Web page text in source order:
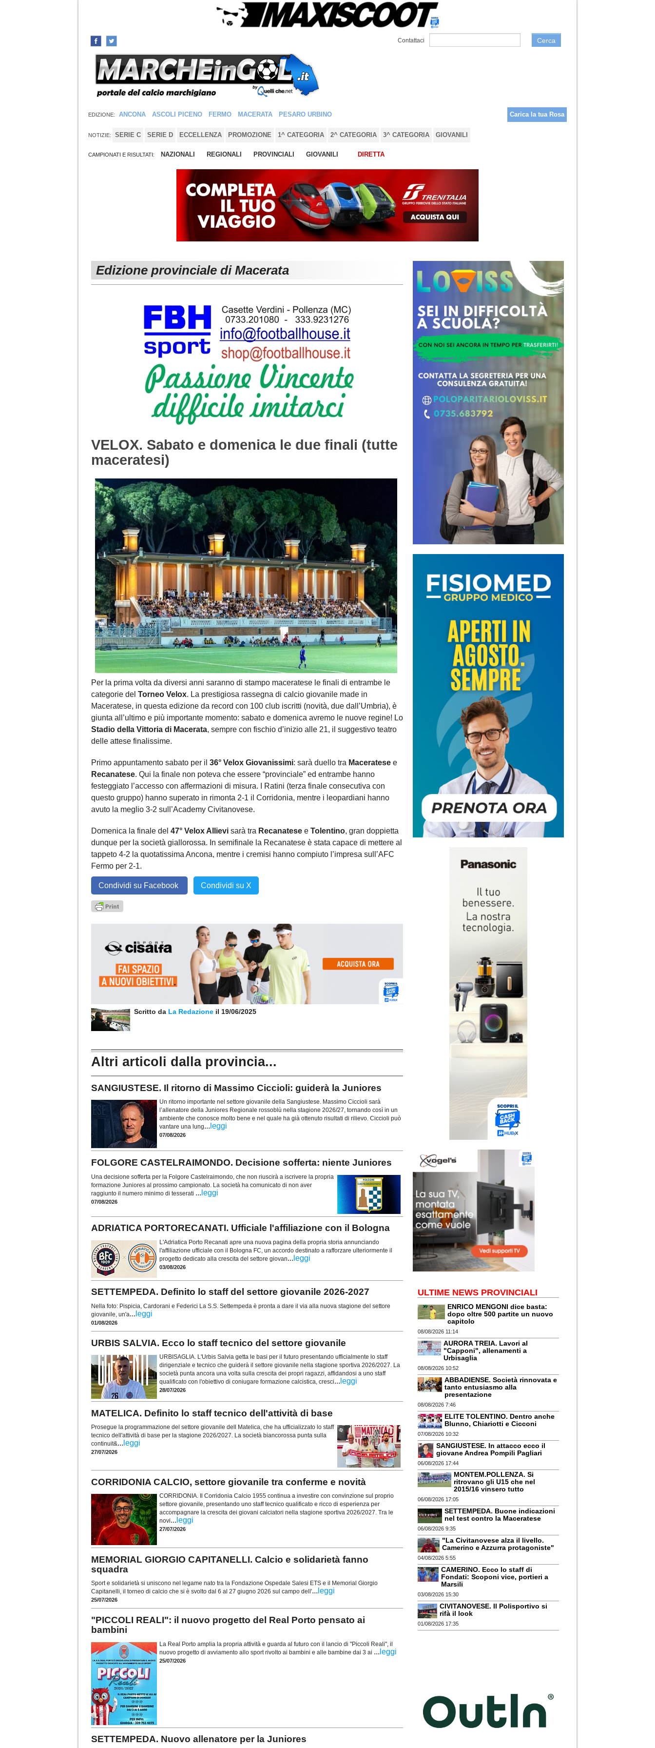
Contattaci Cerca
EDIZIONE: ANCONA ASCOLI PICENO FERMO MACERATA PESARO URBINO Carica la tua Rosa
NOTIZIE: SERIE C SERIE D ECCELLENZA PROMOZIONE 1^ CATEGORIA 2^ CATEGORIA 3^ CATEGORIA GIOVANILI
CAMPIONATI E RISULTATI: NAZIONALI REGIONALI PROVINCIALI GIOVANILI DIRETTA
Edizione provinciale di Macerata
VELOX. Sabato e domenica le due finali (tutte
maceratesi)
Per la prima volta da diversi anni saranno di stampo maceratese le finali di entrambe le
categorie del Torneo Velox. La prestigiosa rassegna di calcio giovanile made in
Maceratese, in questa edizione da record con 100 club iscritti (novità, due dall’Umbria), è
giunta all’ultimo e più importante momento: sabato e domenica avremo le nuove regine! Lo
Stadio della Vittoria di Macerata, sempre con fischio d’inizio alle 21, il suggestivo teatro
delle attese finalissime.
Primo appuntamento sabato per il 36° Velox Giovanissimi: sarà duello tra Maceratese e
Recanatese. Qui la finale non poteva che essere “provinciale” ed entrambe hanno
festeggiato l’accesso con affermazioni di misura. I Ratini (terza finale consecutiva con
questo gruppo) hanno superato in rimonta 2-1 il Corridonia, mentre i leopardiani hanno
avuto la meglio 3-2 sull’Academy Civitanovese.
Domenica la finale del 47° Velox Allievi sarà tra Recanatese e Tolentino, gran doppietta
dunque per la società giallorossa. In semifinale la Recanatese è stata capace di mettere al
tappeto 4-2 la quotatissima Ancona, mentre i cremisi hanno compiuto l’impresa sull’AFC
Fermo per 2-1.
Condividi su Facebook Condividi su X
Scritto da La Redazione il 19/06/2025
Altri articoli dalla provincia...
SANGIUSTESE. Il ritorno di Massimo Ciccioli: guiderà la Juniores
Un ritorno importante nel settore giovanile della Sangiustese. Massimo Ciccioli sarà
l’allenatore della Juniores Regionale rossoblù nella stagione 2026/27, tornando così in un
ambiente che conosce molto bene e nel quale ha già ottenuto risultati di rilievo. Ciccioli può
vantare una lung... leggi
07/08/2026
FOLGORE CASTELRAIMONDO. Decisione sofferta: niente Juniores
Una decisione sofferta per la Folgore Castelraimondo, che non riuscirà a iscrivere la propria
formazione Juniores al prossimo campionato. La società ha comunicato di non aver
raggiunto il numero minimo di tesserati ... leggi
07/08/2026
ADRIATICA PORTORECANATI. Ufficiale l'affiliazione con il Bologna
L'Adriatica Porto Recanati apre una nuova pagina della propria storia annunciando
l'affiliazione ufficiale con il Bologna FC, un accordo destinato a rafforzare ulteriormente il
progetto dedicato alla crescita del settore giovan... leggi
03/08/2026
SETTEMPEDA. Definito lo staff del settore giovanile 2026-2027
Nella foto: Pispicia, Cardorani e Federici La S.S. Settempeda è pronta a dare il via alla nuova stagione del settore
giovanile, un'a... leggi
01/08/2026
URBIS SALVIA. Ecco lo staff tecnico del settore giovanile
URBISAGLIA. L'Urbis Salvia getta le basi per il futuro presentando ufficialmente lo staff
dirigenziale e tecnico che guiderà il settore giovanile nella stagione sportiva 2026/2027. La
società punta ancora una volta sulla crescita dei propri ragazzi, affidandosi a uno staff
qualificato con l'obiettivo di coniugare formazione calcistica, cresci... leggi
28/07/2026
MATELICA. Definito lo staff tecnico dell'attività di base
Prosegue la programmazione del settore giovanile dell Matelica, che ha ufficializzato lo staff
tecnico dell'attività di base per la stagione 2026/2027. La società biancorossa punta sulla
continuit&... leggi
27/07/2026
CORRIDONIA CALCIO, settore giovanile tra conferme e novità
CORRIDONIA. Il Corridonia Calcio 1955 continua a investire con convinzione sul proprio
settore giovanile, presentando uno staff tecnico qualificato e ricco di esperienza per
accompagnare la crescita dei giovani calciatori nella stagione sportiva 2026/2027. Tra le
novi... leggi
27/07/2026
MEMORIAL GIORGIO CAPITANELLI. Calcio e solidarietà fanno
squadra
Sport e solidarietà si uniscono nel legame nato tra la Fondazione Ospedale Salesi ETS e il Memorial Giorgio
Capitanelli, il torneo di calcio che si è svolto dal 6 al 27 giugno 2026 sul campo dell'... leggi
25/07/2026
"PICCOLI REALI": il nuovo progetto del Real Porto pensato ai
bambini
La Real Porto amplia la propria attività e guarda al futuro con il lancio di "Piccoli Reali", il
nuovo progetto di avviamento allo sport rivolto ai bambini e alle bambine dai 3 ai ... leggi
25/07/2026
SETTEMPEDA. Nuovo allenatore per la Juniores
ULTIME NEWS PROVINCIALI
ENRICO MENGONI dice basta:
dopo oltre 500 partite un nuovo
capitolo
08/08/2026 11:14
AURORA TREIA. Lavori al
"Capponi", allenamenti a
Urbisaglia
08/08/2026 10:52
ABBADIENSE. Società rinnovata e
tanto entusiasmo alla
presentazione
08/08/2026 7:46
ELITE TOLENTINO. Dentro anche
Blunno, Chiariotti e Cicconi
07/08/2026 10:32
SANGIUSTESE. In attacco ecco il
giovane Andrea Pompili Pagliari
06/08/2026 17:44
MONTEM.POLLENZA. Si
ritrovano gli U15 che nel
2015/16 vinsero tutto
06/08/2026 17:05
SETTEMPEDA. Buone indicazioni
nel test contro la Maceratese
06/08/2026 9:35
"La Civitanovese alza il livello.
Camerino e Azzurra protagoniste"
04/08/2026 5:55
CAMERINO. Ecco lo staff di
Fondati: Scoponi vice, portieri a
Marsili
03/08/2026 15:30
CIVITANOVESE. Il Polisportivo si
rifà il look
01/08/2026 17:35